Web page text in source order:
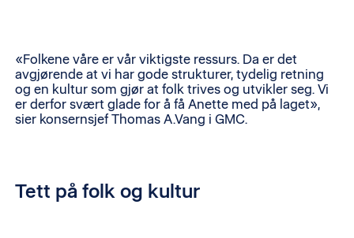
«Folkene våre er vår viktigste ressurs. Da er det
avgjørende at vi har gode strukturer, tydelig retning
og en kultur som gjør at folk trives og utvikler seg. Vi
er derfor svært glade for å få Anette med på laget»,
sier konsernsjef Thomas A.Vang i GMC.
Tett på folk og kultur